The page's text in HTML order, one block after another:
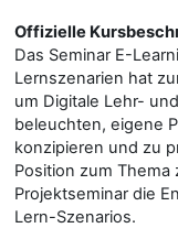
Offizielle
Das Seminar E-
Lernszenarien hat
um Digitale Lehr-
beleuchten, eigene
konzipieren und zu
Position zum
Projektseminar die
Lern-Szenarios.